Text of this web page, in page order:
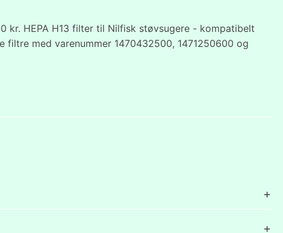
kr. HEPA H13 filter til Nilfisk støvsugere - kompatibelt
med varenummer 1470432500, 1471250600 og